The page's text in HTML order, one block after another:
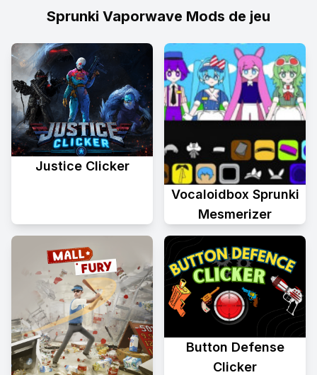
Sprunki Vaporwave Mods de jeu
Justice Clicker
Vocaloidbox Sprunki
Mesmerizer
Button Defense
Clicker